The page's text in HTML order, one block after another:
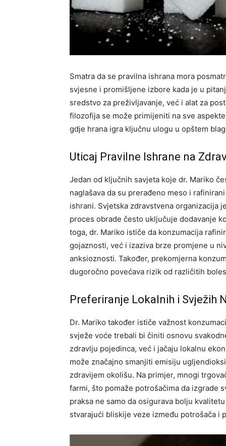
Smatra da se pravilna ishrana mora
svjesne i promišljene izbore kada je u
sredstvo za preživljavanje, već i alat za
filozofija se može primijeniti na sve
gdje hrana igra ključnu ulogu u opštem
Uticaj Pravilne Ishrane na
Jedan od ključnih savjeta koje dr. Mariko
naglašava da su prerađeno meso i
ishrani. Svjetska zdravstvena organizacija
proces obrade često uključuje dodavanje
toga, dr. Mariko ističe da konzumacija
gojaznosti, već i izaziva brze promjene u
anksioznosti. Također, prekomjerna
dugoročno povećava rizik od različitih
Preferiranje Lokalnih i Svježih
Dr. Mariko također ističe važnost
svježe voće trebali bi činiti osnovu
zdravlju pojedinca, već i jačaju lokalnu
može značajno smanjiti emisiju
zdravijem okolišu. Na primjer, mnogi
farmi, što pomaže potrošačima da izgrade
praksa ne samo da osigurava bolju
stvarajući bliskije veze između potrošača i